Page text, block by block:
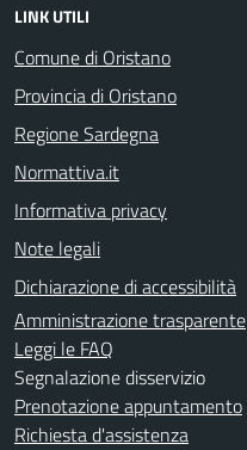
LINK UTILI
Comune di Oristano
Provincia di Oristano
Regione Sardegna
Normattiva.it
Informativa privacy
Note legali
Dichiarazione di accessibilità
Amministrazione trasparente
Leggi le FAQ
Segnalazione disservizio
Prenotazione appuntamento
Richiesta d'assistenza